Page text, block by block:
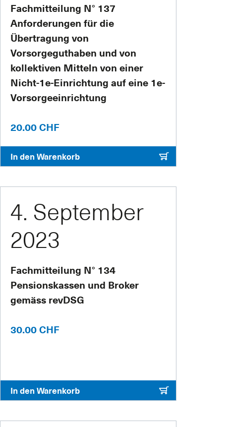
Fachmitteilung N° 137
Anforderungen für die
Übertragung von
Vorsorgeguthaben und von
kollektiven Mitteln von einer
Nicht-1e-Einrichtung auf eine 1e-
Vorsorgeeinrichtung
20.00 CHF
In den Warenkorb
4. September
2023
Fachmitteilung N° 134
Pensionskassen und Broker
gemäss revDSG
30.00 CHF
In den Warenkorb